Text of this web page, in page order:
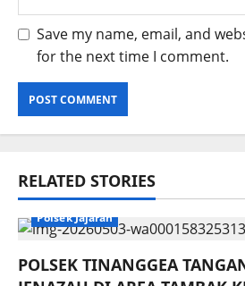
Save my name, email, and
for the next time I comment.
RELATED STORIES
Polsek Jajaran
POLSEK TINANGGEA